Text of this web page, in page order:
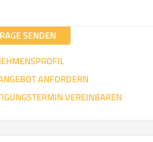
SENDEN
ANFORDERN
VEREINBAREN